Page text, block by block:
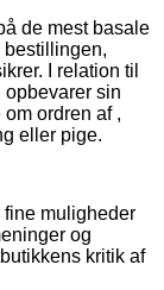
de mest basale
bestillingen,
I relation til
opbevarer sin
ordren af ,
eller pige.
fine muligheder
og
kritik af